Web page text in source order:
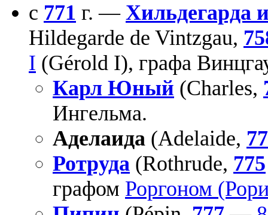
с 771 г. — Хильдегарда
Hildegarde de Vintzgau,
I (Gérold I), графа
Карл Юный (Charles,
Ингельма.
Аделаида (Adelaide,
Ротруда (Rothrude, 775
графом Роргоном